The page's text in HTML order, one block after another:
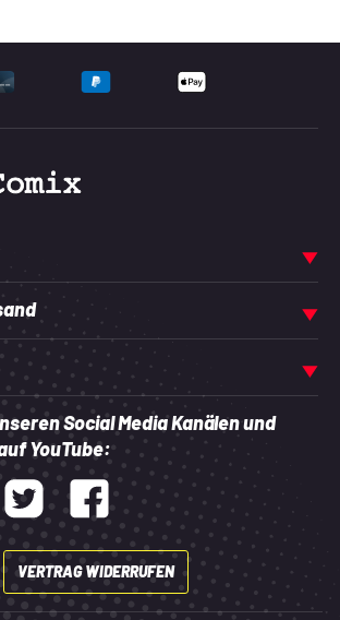
UNTERSTÜTZTE
Social Media Kanälen und
YouTube:
Twitter Facebook
VERTRAG WIDERRUFEN